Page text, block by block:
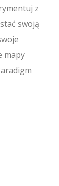
z
swoją
mapy